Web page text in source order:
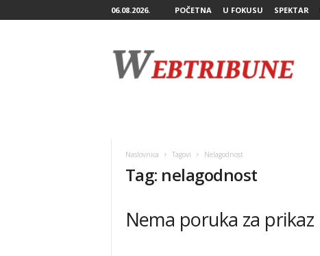
06.08.2026. POČETNA U FOKUSU SPEKTAR
Naslovnica Tagovi Nelagodnost
Tag: nelagodnost
Nema poruka za prikaz